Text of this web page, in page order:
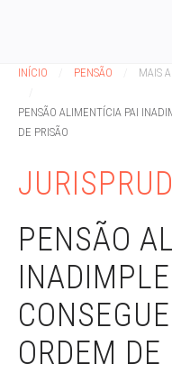
INÍCIO PENSÃO MAIS
PENSÃO ALIMENTÍCIA PAI
DE PRISÃO
PENSÃO
ORDEM DE